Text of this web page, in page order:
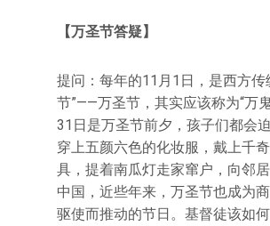
【万圣节答疑】
提问：每年的11月1日，是西方传
节”——万圣节，其实应该称为“万
31日是万圣节前夕，孩子们都会
穿上五颜六色的化妆服，戴上千
具，提着南瓜灯走家窜户，向邻
中国，近些年来，万圣节也成为
驱使而推动的节日。基督徒该如